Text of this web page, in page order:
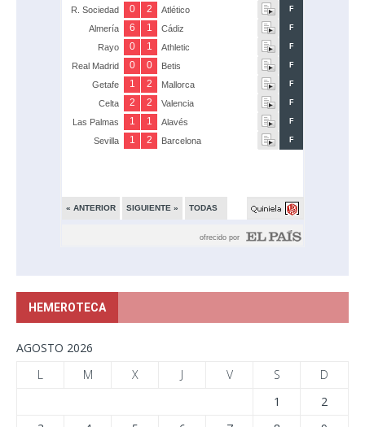
HEMEROTECA
AGOSTO 2026
L
M X J V S
D
1
2